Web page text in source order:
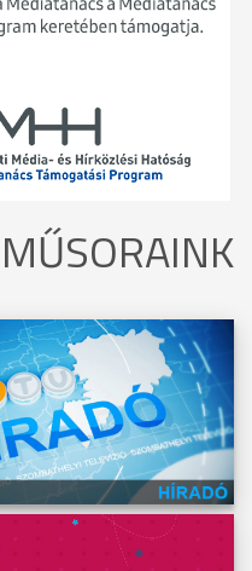
MŰSORAINK